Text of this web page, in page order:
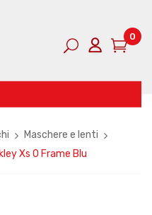
0
Maschere e lenti
Xs O Frame Blu